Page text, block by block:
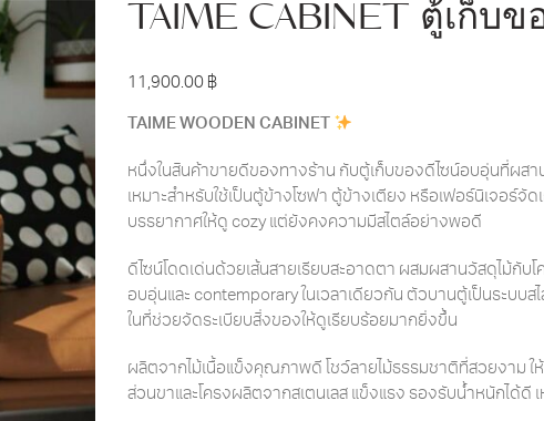
TAIME CABINET ตู้เก็บข
11,900.00 ฿
TAIME WOODEN CABINET
หนึ่งในสินค้าขายดีของทางร้าน กับตู้เก็บของดีไซน์อบอุ่นที่ผสา
เหมาะสำหรับใช้เป็นตู้ข้างโซฟา ตู้ข้างเตียง หรือเฟอร์นิเจอร์จั
บรรยากาศให้ดู cozy แต่ยังคงความมีสไตล์อย่างพอดี
ดีไซน์โดดเด่นด้วยเส้นสายเรียบสะอาดตา ผสมผสานวัสดุไม้กับ
อบอุ่นและ contemporary ในเวลาเดียวกัน ตัวบานตู้เป็นระบบ
ในที่ช่วยจัดระเบียบสิ่งของให้ดูเรียบร้อยมากยิ่งขึ้น
ผลิตจากไม้เนื้อแข็งคุณภาพดี โชว์ลายไม้ธรรมชาติที่สวยงาม
ส่วนขาและโครงผลิตจากสเตนเลส แข็งแรง รองรับน้ำหนักได้ดี